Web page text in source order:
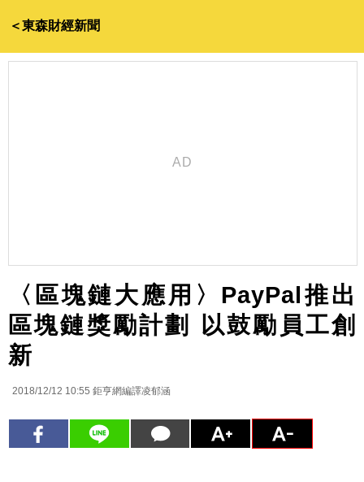
＜東森財經新聞
〈區塊鏈大應用〉PayPal推出
區塊鏈獎勵計劃 以鼓勵員工創
新
2018/12/12 10:55 鉅亨網編譯凌郁涵